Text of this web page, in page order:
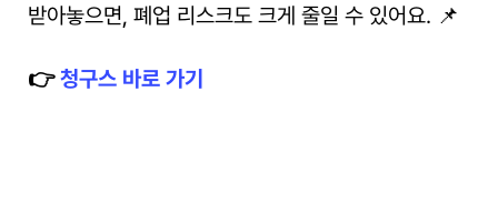
받아놓으면, 폐업 리스크도 크게 줄일 수 있어요. 📌
👉 청구스 바로 가기